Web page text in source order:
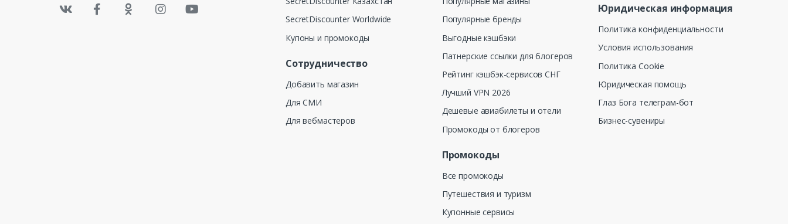
SecretDiscounter Worldwide
Купоны и промокоды
Сотрудничество
Добавить магазин
Для СМИ
Для вебмастеров
Популярные бренды
Выгодные кэшбэки
Патнерские ссылки для блогеров
Рейтинг кэшбэк-сервисов СНГ
Лучший VPN 2026
Дешевые авиабилеты и отели
Промокоды от блогеров
Промокоды
Все промокоды
Путешествия и туризм
Купонные сервисы
Юридическая информация
Политика конфиденциальности
Условия использования
Политика Cookie
Юридическая помощь
Глаз Бога телеграм-бот
Бизнес-сувениры